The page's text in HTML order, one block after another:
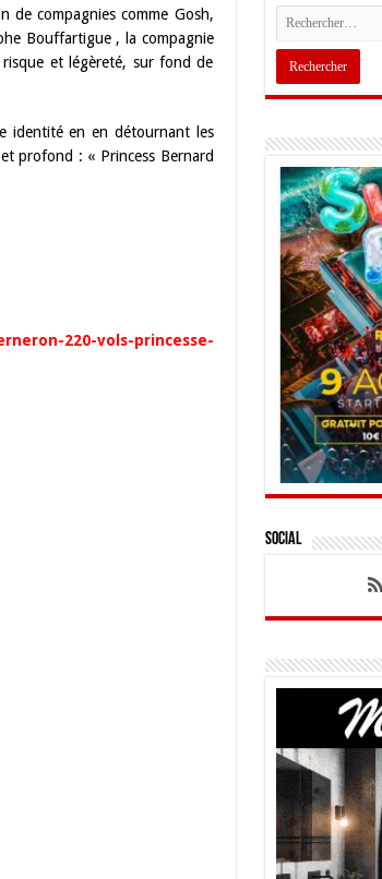
de compagnies comme Gosh,
Bouffartigue , la compagnie
et légèreté, sur fond de
identité en en détournant les
profond : « Princess Bernard
220-vols-princesse-
Social